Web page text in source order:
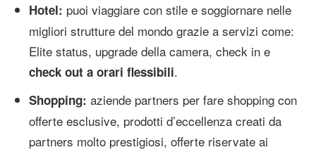
Hotel: puoi viaggiare con stile e soggiornare nelle
migliori strutture del mondo grazie a servizi come:
Elite status, upgrade della camera, check in e
check out a orari flessibili.
Shopping: aziende partners per fare shopping con
offerte esclusive, prodotti d’eccellenza creati da
partners molto prestigiosi, offerte riservate ai